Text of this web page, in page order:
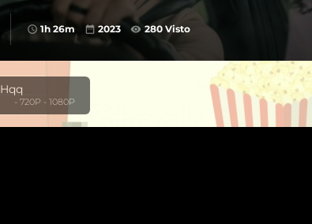
1h 26m 2023 280 Visto
Hqq
‎ ‎ ‎ ‎ ‎ ‎ - 720P - 1080P